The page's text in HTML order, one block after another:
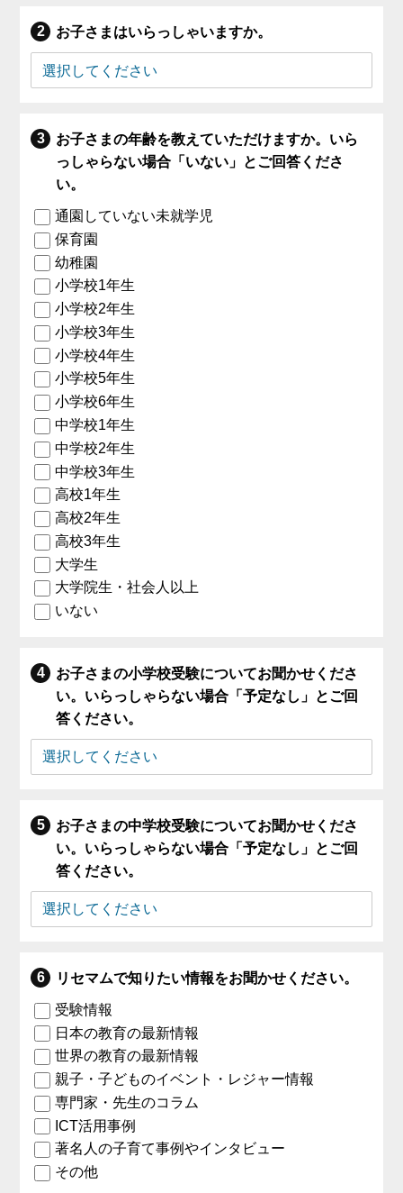
お子さまはいらっしゃいますか。
お子さまの年齢を教えていただけますか。いら
っしゃらない場合「いない」とご回答くださ
い。
通園していない未就学児
保育園
幼稚園
小学校1年生
小学校2年生
小学校3年生
小学校4年生
小学校5年生
小学校6年生
中学校1年生
中学校2年生
中学校3年生
高校1年生
高校2年生
高校3年生
大学生
大学院生・社会人以上
いない
お子さまの小学校受験についてお聞かせくださ
い。いらっしゃらない場合「予定なし」とご回
答ください。
お子さまの中学校受験についてお聞かせくださ
い。いらっしゃらない場合「予定なし」とご回
答ください。
リセマムで知りたい情報をお聞かせください。
受験情報
日本の教育の最新情報
世界の教育の最新情報
親子・子どものイベント・レジャー情報
専門家・先生のコラム
ICT活用事例
著名人の子育て事例やインタビュー
その他